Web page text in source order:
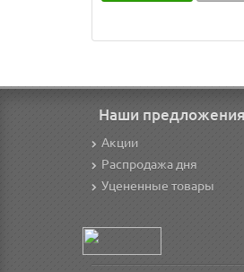
Наши предложения
Акции
Распродажа дня
Уцененные товары